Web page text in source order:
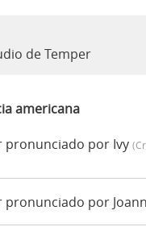
de Temper
americana
pronunciado por Ivy
pronunciado por